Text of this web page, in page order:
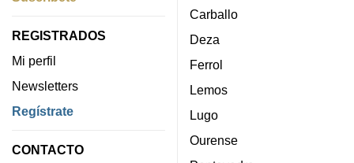
REGISTRADOS
Mi perfil
Newsletters
Regístrate
CONTACTO
Carballo
Deza
Ferrol
Lemos
Lugo
Ourense